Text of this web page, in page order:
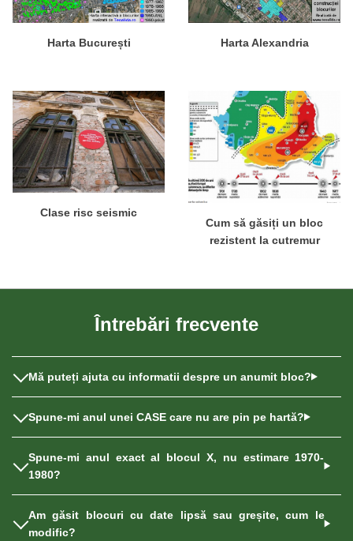
Harta București Harta Alexandria
Clase risc seismic
Cum să găsiți un bloc
rezistent la cutremur
Întrebări frecvente
Mă puteți ajuta cu informatii despre un anumit bloc?
Spune-mi anul unei CASE care nu are pin pe hartă?
Spune-mi anul exact al blocul X, nu estimare 1970-
1980?
Am găsit blocuri cu date lipsă sau greșite, cum le
modific?